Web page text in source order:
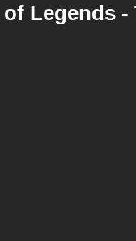
Legends -